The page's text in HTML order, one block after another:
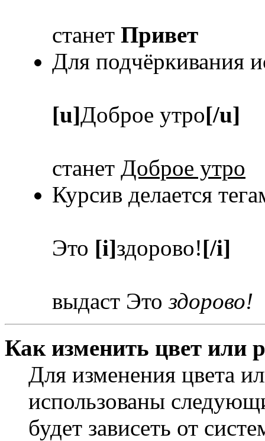
станет Привет
Для подчёркивания
[u]Доброе утро[/u]
станет Доброе утро
Курсив делается
Это [i]здорово![/i]
выдаст Этоздорово!
Как изменить цвет или
Для изменения цвета
использованы
будет зависеть от